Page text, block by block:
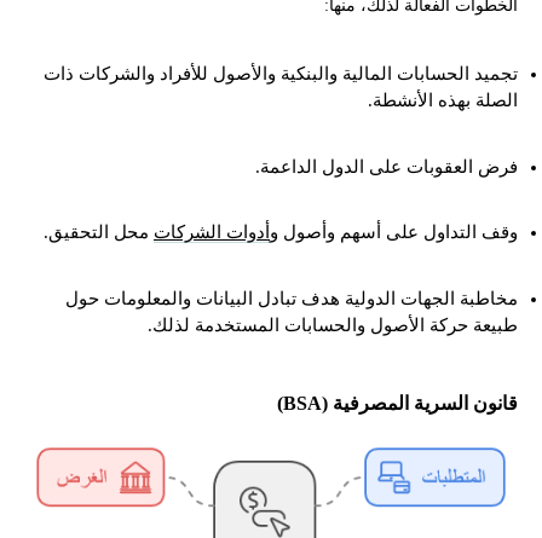
الخطوات الفعالة لذلك، منها:
تجميد الحسابات المالية والبنكية والأصول للأفراد والشركات ذات
الصلة بهذه الأنشطة.
فرض العقوبات على الدول الداعمة.
وقف التداول على أسهم وأصول و أدوات الشركات محل التحقيق.
مخاطبة الجهات الدولية هدف تبادل البيانات والمعلومات حول
طبيعة حركة الأصول والحسابات المستخدمة لذلك.
قانون السرية المصرفية (BSA)